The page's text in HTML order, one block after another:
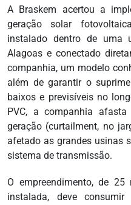
A Braskem acertou a
geração solar
instalado dentro de uma
Alagoas e conectado
companhia, um modelo
além de garantir o
baixos e previsíveis no
PVC, a companhia
geração (curtailment, no
afetado as grandes usinas
sistema de transmissão.
O empreendimento, de
instalada, deve